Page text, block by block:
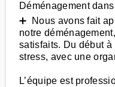
Déménagement
➕ Nous avons fait
notre
satisfaits. Du début à
stress, avec une
L’équipe est